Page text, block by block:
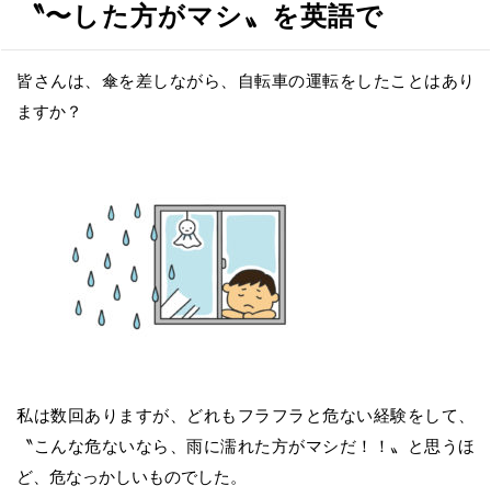
〝〜した方がマシ〟を英語で
皆さんは、傘を差しながら、自転車の運転をしたことはあり
ますか？
私は数回ありますが、どれもフラフラと危ない経験をして、
〝こんな危ないなら、雨に濡れた方がマシだ！！〟と思うほ
ど、危なっかしいものでした。